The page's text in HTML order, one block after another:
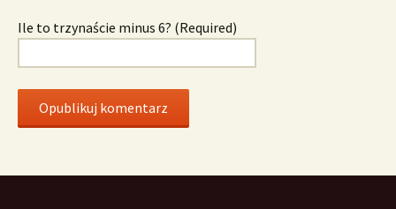
Ile to trzynaście minus 6? (Required)